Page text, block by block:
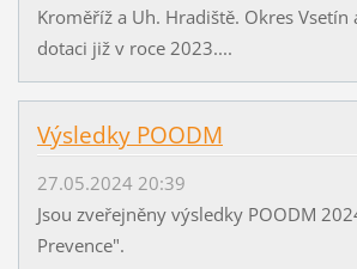
Kroměříž a Uh. Hradiště. Okres Vsetín
dotaci již v roce 2023....
Výsledky POODM
27.05.2024 20:39
Jsou zveřejněny výsledky POODM
Prevence".